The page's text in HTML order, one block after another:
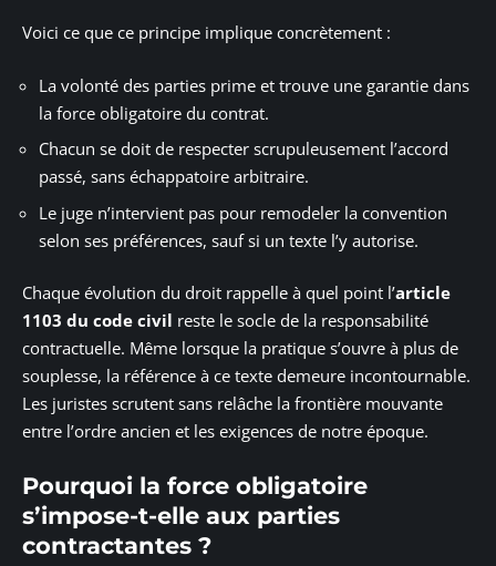
Voici ce que ce principe implique concrètement :
La volonté des parties prime et trouve une garantie dans
la force obligatoire du contrat.
Chacun se doit de respecter scrupuleusement l’accord
passé, sans échappatoire arbitraire.
Le juge n’intervient pas pour remodeler la convention
selon ses préférences, sauf si un texte l’y autorise.
Chaque évolution du droit rappelle à quel point l’article
1103 du code civil reste le socle de la responsabilité
contractuelle. Même lorsque la pratique s’ouvre à plus de
souplesse, la référence à ce texte demeure incontournable.
Les juristes scrutent sans relâche la frontière mouvante
entre l’ordre ancien et les exigences de notre époque.
Pourquoi la force obligatoire
s’impose-t-elle aux parties
contractantes ?